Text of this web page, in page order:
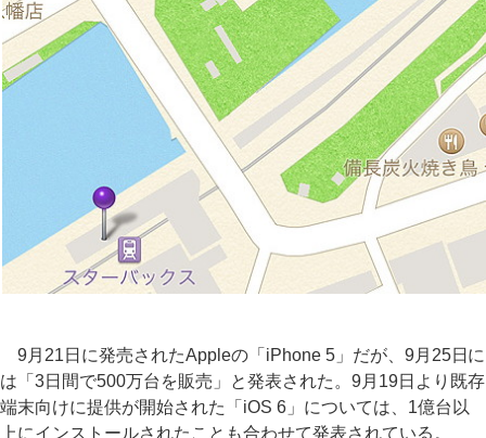
9月21日に発売されたAppleの「iPhone 5」だが、9月25日に
は「3日間で500万台を販売」と発表された。9月19日より既存
端末向けに提供が開始された「iOS 6」については、1億台以
上にインストールされたことも合わせて発表されている。